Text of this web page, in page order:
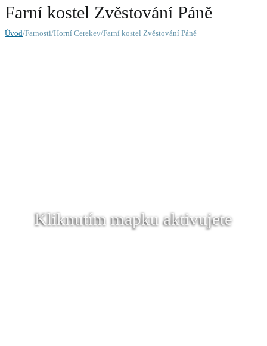
Farní kostel Zvěstování Páně
Úvod/Farnosti/Horní Cerekev/Farní kostel Zvěstování Páně
Kliknutím mapku aktivujete